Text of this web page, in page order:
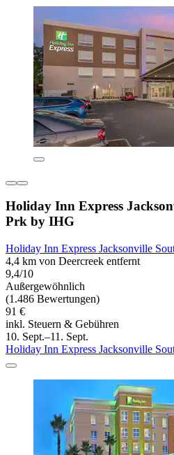
Holiday Inn Express
Prk by IHG
Holiday Inn Express Jacksonville
4,4 km von Deercreek entfernt
9,4/10
Außergewöhnlich
(1.486 Bewertungen)
91 €
inkl. Steuern & Gebühren
10. Sept.–11. Sept.
Holiday Inn Express Jacksonville